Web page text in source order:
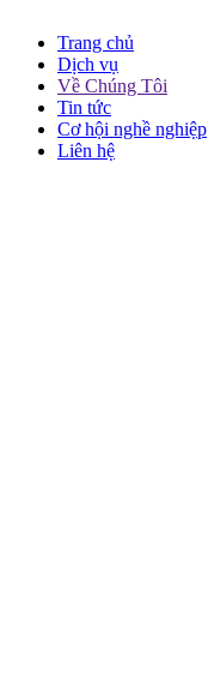
Trang chủ
Dịch vụ
Về Chúng Tôi
Tin tức
Cơ hội nghề nghiệp
Liên hệ